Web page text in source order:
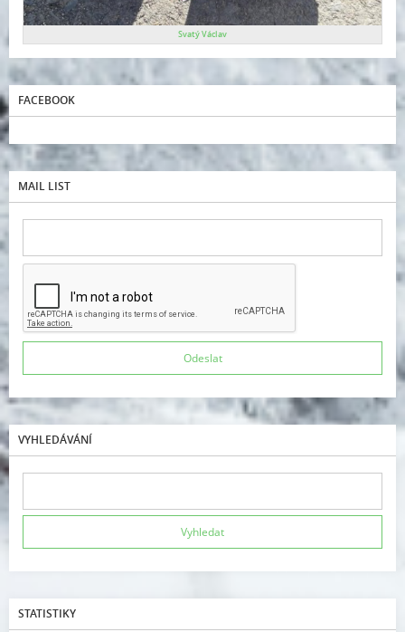
Svatý Václav
FACEBOOK
MAIL LIST
VYHLEDÁVÁNÍ
STATISTIKY